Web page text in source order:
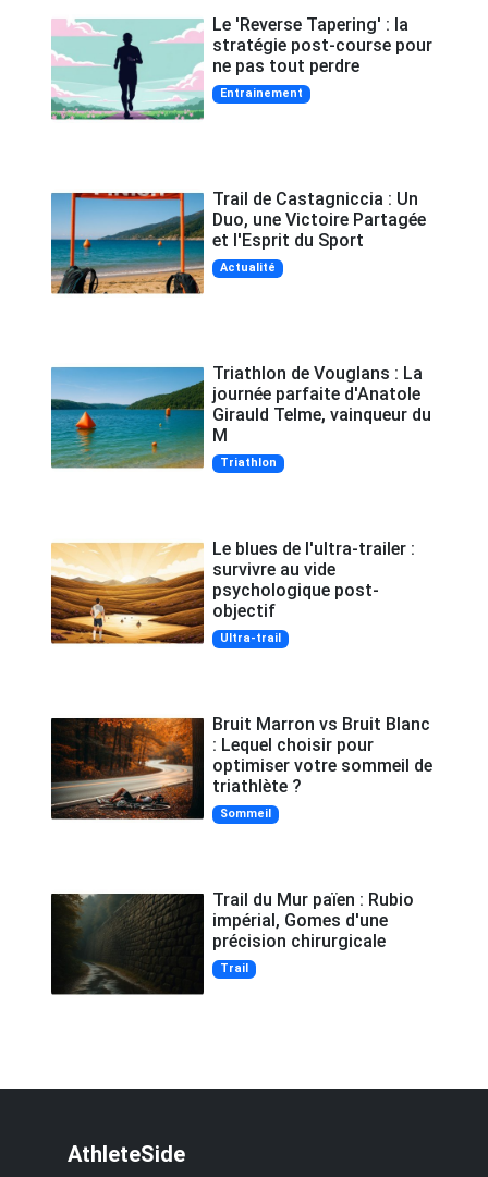
Le 'Reverse Tapering' : la
stratégie post-course pour
ne pas tout perdre
Entrainement
Trail de Castagniccia : Un
Duo, une Victoire Partagée
et l'Esprit du Sport
Actualité
Triathlon de Vouglans : La
journée parfaite d'Anatole
Girauld Telme, vainqueur du
M
Triathlon
Le blues de l'ultra-trailer :
survivre au vide
psychologique post-
objectif
Ultra-trail
Bruit Marron vs Bruit Blanc
: Lequel choisir pour
optimiser votre sommeil de
triathlète ?
Sommeil
Trail du Mur païen : Rubio
impérial, Gomes d'une
précision chirurgicale
Trail
AthleteSide